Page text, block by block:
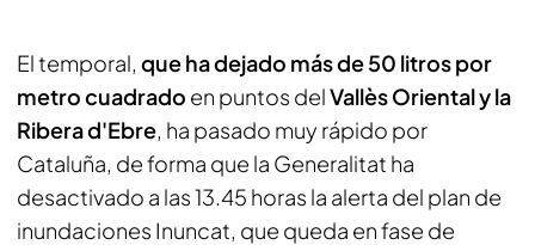
El temporal, que ha dejado más de 50 litros por
metro cuadrado en puntos delVallès Oriental y la
Ribera d'Ebre, ha pasado muy rápido por
Cataluña, de forma que la Generalitat ha
desactivado a las 13.45 horas la alerta del plan de
inundaciones Inuncat, que queda en fase de